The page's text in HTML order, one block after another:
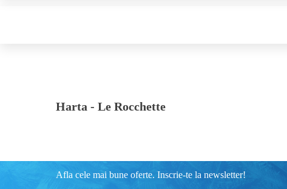
Harta - Le Rocchette
Afla cele mai bune oferte. Inscrie-te la newsletter!